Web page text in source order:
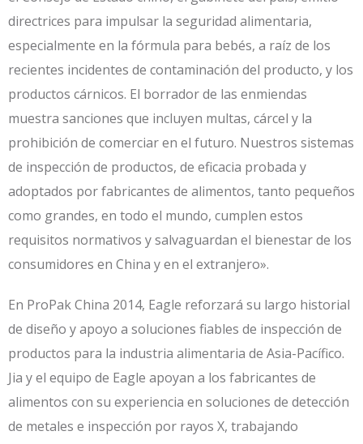
directrices para impulsar la seguridad alimentaria,
especialmente en la fórmula para bebés, a raíz de los
recientes incidentes de contaminación del producto, y los
productos cárnicos. El borrador de las enmiendas
muestra sanciones que incluyen multas, cárcel y la
prohibición de comerciar en el futuro. Nuestros sistemas
de inspección de productos, de eficacia probada y
adoptados por fabricantes de alimentos, tanto pequeños
como grandes, en todo el mundo, cumplen estos
requisitos normativos y salvaguardan el bienestar de los
consumidores en China y en el extranjero».
En ProPak China 2014, Eagle reforzará su largo historial
de diseño y apoyo a soluciones fiables de inspección de
productos para la industria alimentaria de Asia-Pacífico.
Jia y el equipo de Eagle apoyan a los fabricantes de
alimentos con su experiencia en soluciones de detección
de metales e inspección por rayos X, trabajando